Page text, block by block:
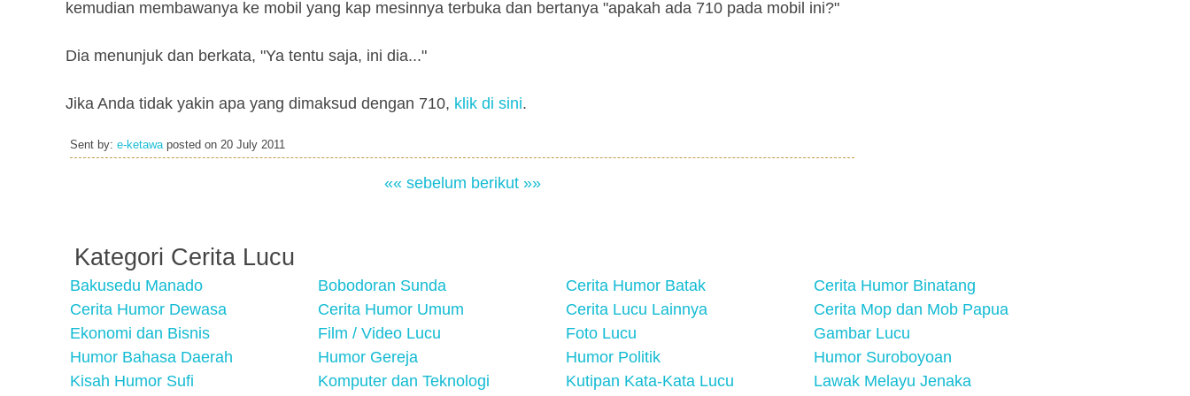
kemudian membawanya ke mobil yang kap mesinnya terbuka dan bertanya "apakah ada 710 pada mobil ini?"
Dia menunjuk dan berkata, "Ya tentu saja, ini dia..."
Jika Anda tidak yakin apa yang dimaksud dengan 710, klik di sini.
Sent by: e-ketawaposted on 20 July 2011
«« sebelum berikut »»
Kategori Cerita Lucu
Bakusedu Manado Bobodoran Sunda Cerita Humor Batak
Cerita Humor Binatang
Cerita Humor Dewasa
Cerita Humor Umum Cerita Lucu Lainnya
Cerita Mop dan Mob Papua
Ekonomi dan Bisnis
Film / Video Lucu Foto Lucu
Gambar Lucu
Humor Bahasa Daerah
Humor Gereja Humor Politik
Humor Suroboyoan
Kisah Humor Sufi
Komputer dan Teknologi Kutipan Kata-Kata Lucu Lawak Melayu Jenaka